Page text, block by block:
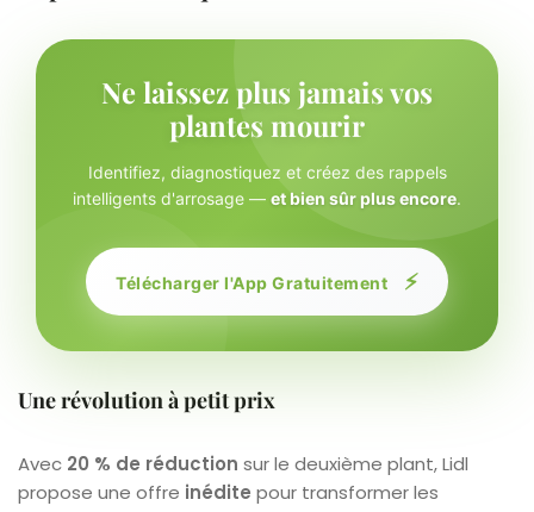
Ne laissez plus jamais vos
plantes mourir
Identifiez, diagnostiquez et créez des rappels
intelligents d'arrosage — et bien sûr plus encore.
Télécharger l'App Gratuitement ⚡
Une révolution à petit prix
Avec 20 % de réduction sur le deuxième plant, Lidl
propose une offre inédite pour transformer les